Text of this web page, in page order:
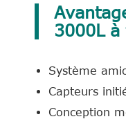
3000L
Système
Capteurs
Conception